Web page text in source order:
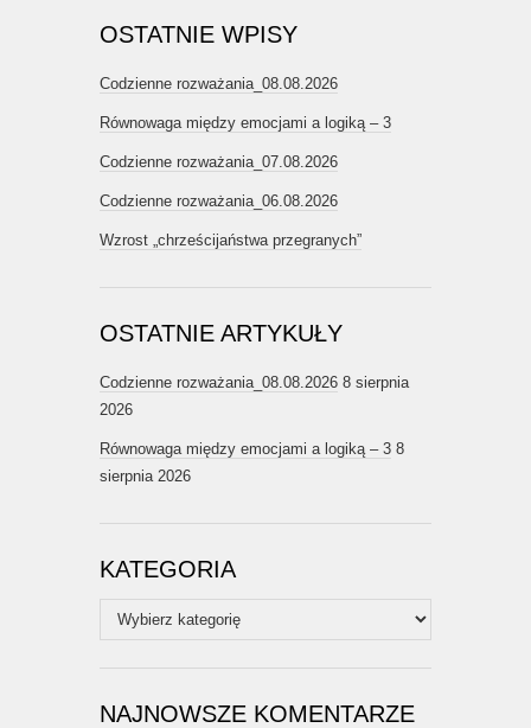
OSTATNIE WPISY
Codzienne rozważania_08.08.2026
Równowaga między emocjami a logiką – 3
Codzienne rozważania_07.08.2026
Codzienne rozważania_06.08.2026
Wzrost „chrześcijaństwa przegranych”
OSTATNIE ARTYKUŁY
Codzienne rozważania_08.08.2026 8 sierpnia
2026
Równowaga między emocjami a logiką – 3 8
sierpnia 2026
KATEGORIA
Kategoria
NAJNOWSZE KOMENTARZE